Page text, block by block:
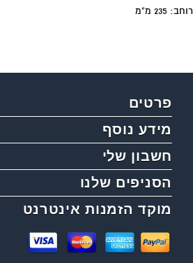
רוחב: 235 מ"מ
פרטים
מידע נוסף
חשבון שלי
הסניפים שלנו
מוקד הזמנות אינטרנט